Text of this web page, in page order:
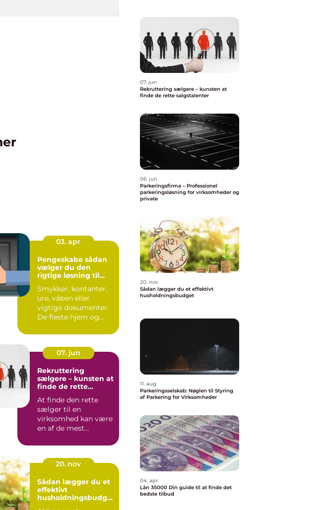
03. apr
Pengeskabe sådan
vælger du den
rigtige løsning til
Smykker, kontanter,
ure, våben eller
vigtige dokumenter.
De fleste hjem og
værdier,...
07. jun
Rekruttering
sælgere – kunsten at
finde de rette
At finde den rette
sælger til en
virksomhed kan være
en af de mest
20. nov
Sådan lægger du et
effektivt
husholdningsbudge
07. jun
Rekruttering sælgere – kunsten at
finde de rette salgstalenter
06. jun
Parkeringsfirma – Professionel
parkeringsløsning for virksomheder og
private
20. nov
Sådan lægger du et effektivt
husholdningsbudget
11. aug
Parkeringsselskab: Nøglen til Styring
af Parkering for Virksomheder
04. apr
Lån 35000 Din guide til at finde det
bedste tilbud